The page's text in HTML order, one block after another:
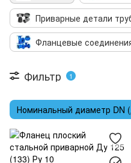
Приварные детали
Фланцевые
Фильтр 1
Номинальный диаметр DN